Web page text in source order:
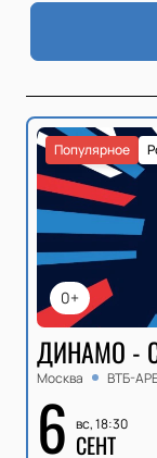
0+
Популярное
ДИНАМО -
Москва ВТБ-
6 вс, 18:30
СЕНТ